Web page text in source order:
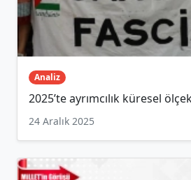
Analiz
2025’te ayrımcılık küresel
24 Aralık 2025